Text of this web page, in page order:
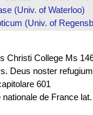
(Univ. of Waterloo)
(Univ. of
Christi College Ms
Deus noster
601
nationale de France